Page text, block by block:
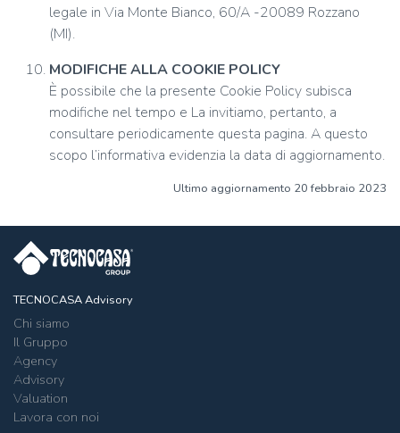
legale in Via Monte Bianco, 60/A -20089 Rozzano
(MI).
MODIFICHE ALLA COOKIE POLICY
È possibile che la presente Cookie Policy subisca
modifiche nel tempo e La invitiamo, pertanto, a
consultare periodicamente questa pagina. A questo
scopo l’informativa evidenzia la data di aggiornamento.
Ultimo aggiornamento 20 febbraio 2023
TECNOCASA Advisory
Chi siamo
Il Gruppo
Agency
Advisory
Valuation
Lavora con noi